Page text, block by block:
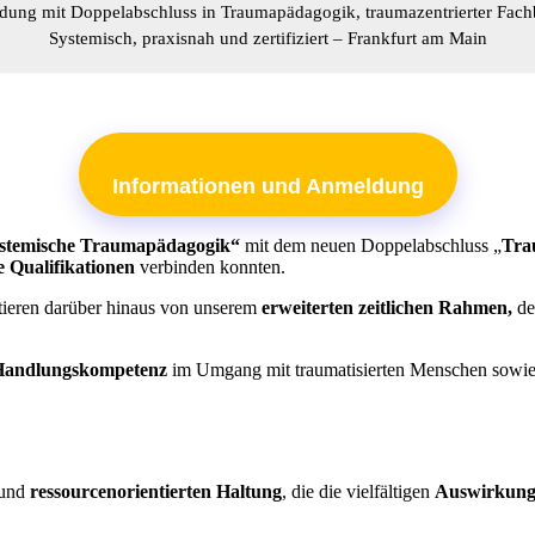
mit Doppelabschluss in Traumapädagogik, traumazentrierter
Systemisch, praxisnah und zertifiziert – Frankfurt am Main
Informationen und Anmeldung
Traumapädagogik“ mit dem neuen Doppelabschluss „
Qualifikationen verbinden konnten.
darüber hinaus von unserem erweiterten zeitlichen Rahmen,
im Umgang mit traumatisierten Menschen
ressourcenorientierten Haltung, die die vielfältigen